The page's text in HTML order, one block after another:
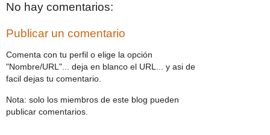
No hay comentarios:
Publicar un comentario
Comenta con tu perfil o elige la opción
"Nombre/URL"... deja en blanco el URL... y asi de
facil dejas tu comentario.
Nota: solo los miembros de este blog pueden
publicar comentarios.